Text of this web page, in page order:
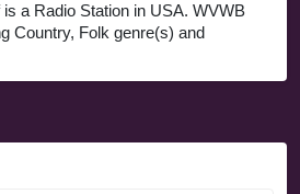
a Radio Station in USA. WVWB
Country, Folk genre(s) and